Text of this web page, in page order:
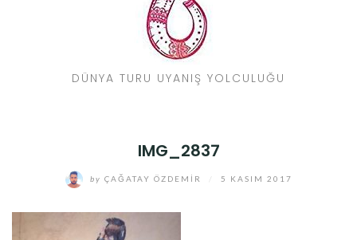
DÜNYA TURU UYANIŞ YOLCULUĞU
IMG_2837
by ÇAĞATAY ÖZDEMIR 5 KASIM 2017